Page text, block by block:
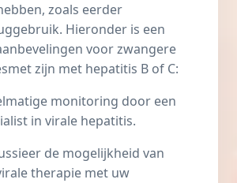
zoals eerder
Hieronder is een
voor zwangere
zijn met hepatitis B of C:
monitoring door een
in virale hepatitis.
de mogelijkheid van
therapie met uw